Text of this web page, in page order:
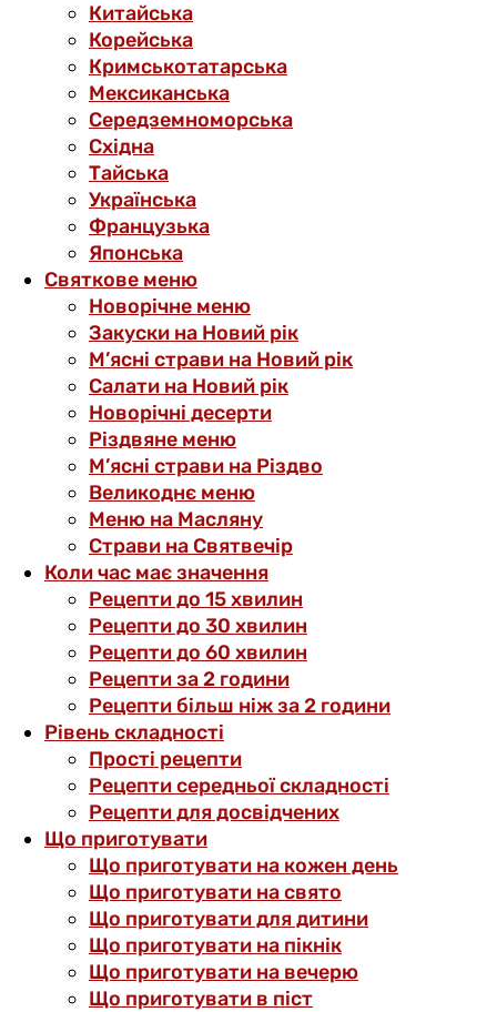
Китайська
Корейська
Кримськотатарська
Мексиканська
Середземноморська
Східна
Тайська
Українська
Французька
Японська
Святкове меню
Новорічне меню
Закуски на Новий рік
М’ясні страви на Новий рік
Салати на Новий рік
Новорічні десерти
Різдвяне меню
М’ясні страви на Різдво
Великоднє меню
Меню на Масляну
Страви на Святвечір
Коли час має значення
Рецепти до 15 хвилин
Рецепти до 30 хвилин
Рецепти до 60 хвилин
Рецепти за 2 години
Рецепти більш ніж за 2 години
Рівень складності
Прості рецепти
Рецепти середньої складності
Рецепти для досвідчених
Що приготувати
Що приготувати на кожен день
Що приготувати на свято
Що приготувати для дитини
Що приготувати на пікнік
Що приготувати на вечерю
Що приготувати в піст